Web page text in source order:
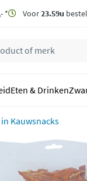
* Voor23.59u
Eten & Drinken
Kauwsnacks